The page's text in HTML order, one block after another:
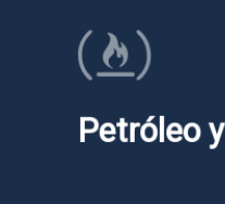
Petróleo